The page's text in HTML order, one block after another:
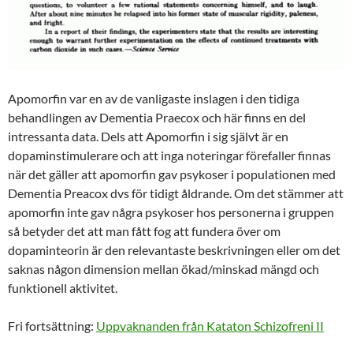
Apomorfin var en av de vanligaste inslagen i den tidiga
behandlingen av Dementia Praecox och här finns en del
intressanta data. Dels att Apomorfin i sig självt är en
dopaminstimulerare och att inga noteringar förefaller finnas
när det gäller att apomorfin gav psykoser i populationen med
Dementia Preacox dvs för tidigt åldrande. Om det stämmer att
apomorfin inte gav några psykoser hos personerna i gruppen
så betyder det att man fått fog att fundera över om
dopaminteorin är den relevantaste beskrivningen eller om det
saknas någon dimension mellan ökad/minskad mängd och
funktionell aktivitet.
Fri fortsättning: Uppvaknanden från Kataton Schizofreni II